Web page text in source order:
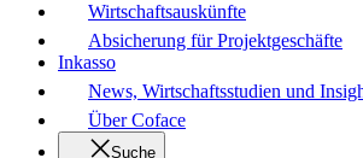
Wirtschaftsauskünfte
Absicherung für Projektgeschäfte
Inkasso
News, Wirtschaftsstudien und
Über Coface
Suche